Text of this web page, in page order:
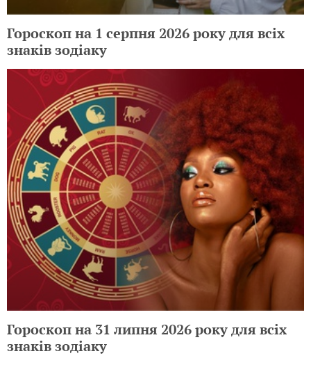
Гороскоп на 1 серпня 2026 року для всіх
знаків зодіаку
Гороскоп на 31 липня 2026 року для всіх
знаків зодіаку